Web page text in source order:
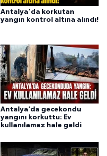
Antalya'da korkutan
yangın kontrol altına alındı!
Antalya’da gecekondu
yangını korkuttu: Ev
kullanılamaz hale geldi